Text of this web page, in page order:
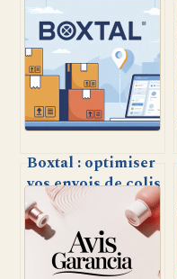
Boxtal : optimiser
vos envois de colis
pour les
professionnels et
e-commerçants